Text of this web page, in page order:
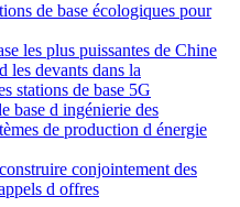
de base écologiques pour
les plus puissantes de Chine
les devants dans la
stations de base 5G
base d ingénierie des
de production d énergie
conjointement des
d offres